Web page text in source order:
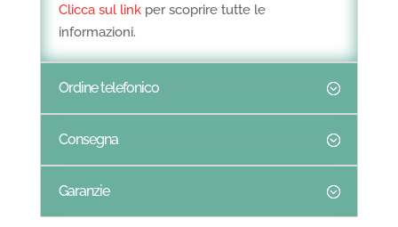
Clicca sul linkper scoprire tutte le
informazioni.
Ordine telefonico
Consegna
Garanzie